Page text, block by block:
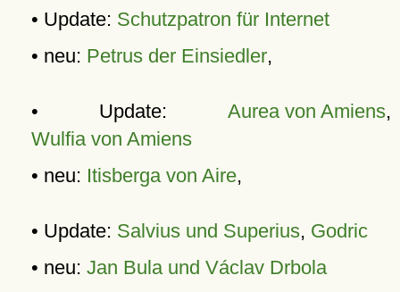
• Update: Schutzpatron für Internet
• neu: Petrus der Einsiedler,
• Update: Aurea von Amiens,
Wulfia von Amiens
• neu: Itisberga von Aire,
• Update: Salvius und Superius, Godric
• neu: Jan Bula und Václav Drbola